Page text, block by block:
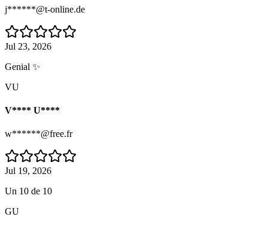
j******@t-online.de
Jul 23, 2026
Genial ✨
VU
V**** U****
w******@free.fr
Jul 19, 2026
Un 10 de 10
GU